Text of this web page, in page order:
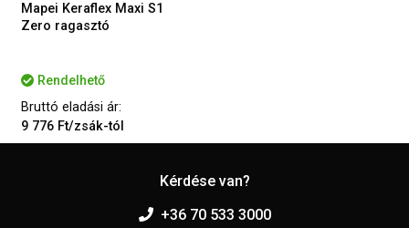
Mapei Keraflex Maxi S1
Zero ragasztó
Rendelhető
Bruttó eladási ár:
9 776 Ft/zsák-tól
Kérdése van?
+36 70 533 3000